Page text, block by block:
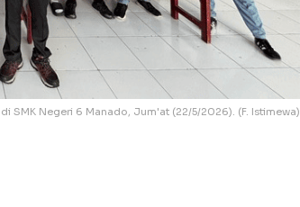
SMK Negeri 6 Manado, Jum'at (22/5/2026). (F. Istimewa)